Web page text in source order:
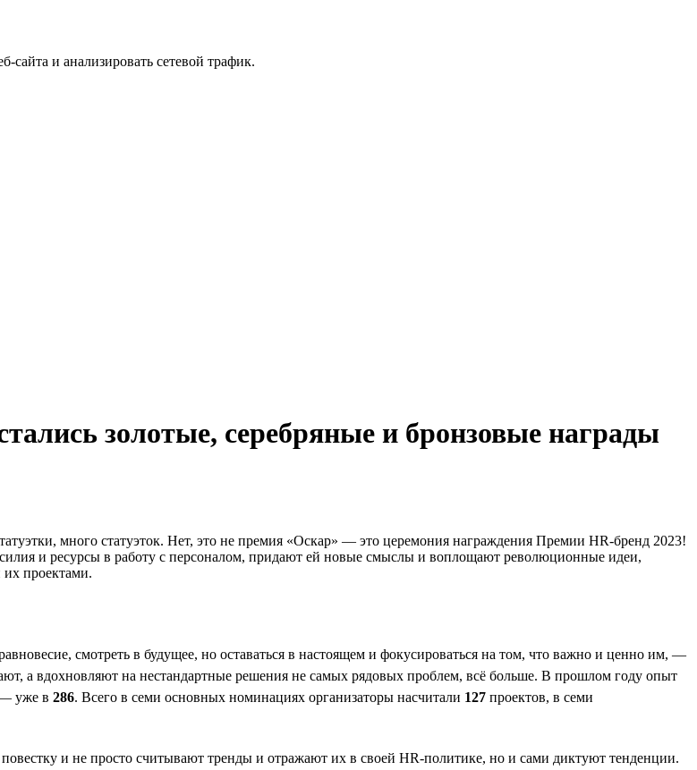
и анализировать сетевой трафик.
золотые, серебряные и бронзовые награды
много статуэток. Нет, это не премия «Оскар» — это церемония награждения Премии HR-бренд 2023!
и ресурсы в работу с персоналом, придают ей новые смыслы и воплощают революционные идеи,
проектами.
смотреть в будущее, но оставаться в настоящем и фокусироваться на том, что важно и ценно им, —
а вдохновляют на нестандартные решения не самых рядовых проблем, всё больше. В прошлом году опыт
— уже в 286. Всего в семи основных номинациях организаторы насчитали 127 проектов, в семи
и не просто считывают тренды и отражают их в своей HR-политике, но и сами диктуют тенденции.